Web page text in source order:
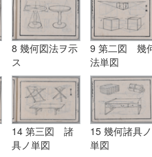
8 幾何図法ヲ示
ス
9 第二図 幾
法単図
14 第三図 諸
具ノ単図
15 幾何諸具ノ
単図